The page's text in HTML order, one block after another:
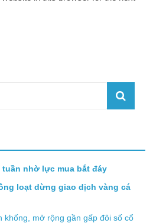
tuần nhờ lực mua bắt đáy
loạt dừng giao dịch vàng cá
khống, mở rộng gần gấp đôi số cổ